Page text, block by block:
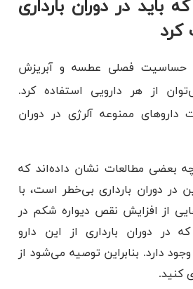
باید در دوران بارداری
کرد
حساسیت فصلی عطسه و آبریزش
از هر دارویی استفاده کرد.
داروهای ممنوعه آلرژی در دوران
بعضی مطالعات نشان داده‌اند که
در دوران بارداری بی‌خطر است، با
از افزایش نقص دیواره شکم در
که در دوران بارداری از این دارو
وجود دارد. بنابراین توصیه می‌شود از
کنید.